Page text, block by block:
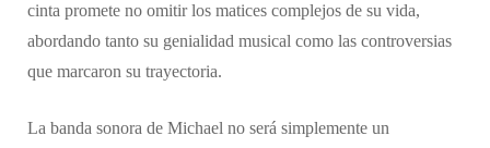
cinta promete no omitir los matices complejos de su vida,
abordando tanto su genialidad musical como las controversias
que marcaron su trayectoria.
La banda sonora de Michael no será simplemente un